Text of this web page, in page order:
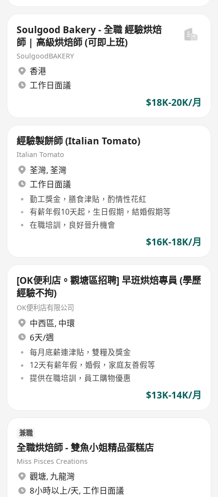
Soulgood Bakery - 全職 經驗烘焙
師 | 高級烘焙師 (可即上班)
SoulgoodBAKERY
香港
工作日面議
$18K-20K/月
經驗製餅師 (Italian Tomato)
Italian Tomato
荃灣, 荃灣
工作日面議
勤工獎金，膳食津貼，酌情性花紅
有薪年假10天起，生日假期，結婚假期等
在職培訓，良好晉升機會
$16K-18K/月
[OK便利店。觀塘區招聘] 早班烘焙專員 (學歷
經驗不拘)
OK便利店有限公司
中西區, 中環
6天/週
每月底薪連津貼，雙糧及獎金
12天有薪年假，婚假，家庭友善假等
提供在職培訓，員工購物優惠
$13K-14K/月
兼職
全職烘焙師 - 雙魚小姐精品蛋糕店
Miss Pisces Creations
觀塘, 九龍灣
8小時以上/天, 工作日面議